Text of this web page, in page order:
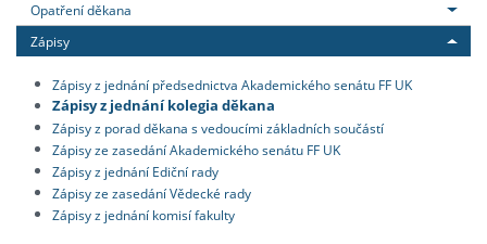
Opatření děkana
Zápisy
Zápisy z jednání předsednictva Akademického senátu FF UK
Zápisy z jednání kolegia děkana
Zápisy z porad děkana s vedoucími základních součástí
Zápisy ze zasedání Akademického senátu FF UK
Zápisy z jednání Ediční rady
Zápisy ze zasedání Vědecké rady
Zápisy z jednání komisí fakulty